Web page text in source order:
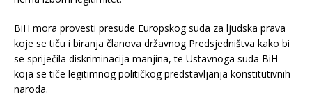
BiH mora provesti presude Europskog suda za ljudska prava
koje se tiču i biranja članova državnog Predsjedništva kako bi
se spriječila diskriminacija manjina, te Ustavnoga suda BiH
koja se tiče legitimnog političkog predstavljanja konstitutivnih
naroda.